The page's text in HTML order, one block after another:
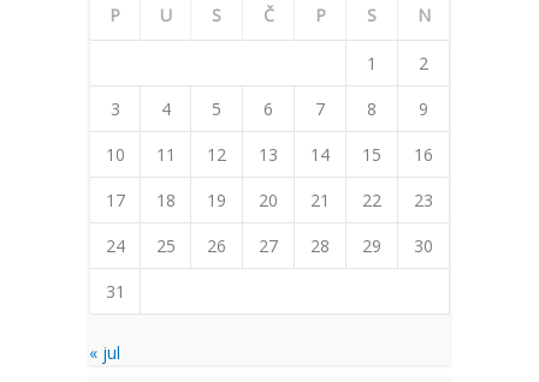
P U S Č P S N
1
2
3
4 5 6 7 8
9
10
11 12 13 14 15
16
17
18 19 20 21 22
23
24
25 26 27 28 29
30
31
« jul